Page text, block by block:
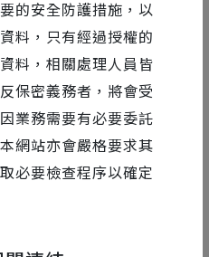
的安全防護措施，以
料，只有經過授權的
料，相關處理人員皆
保密義務者，將會受
業務需要有必要委託
網站亦會嚴格要求其
必要檢查程序以確定
計竅門一次搞懂
的創作＋溝通組合技
歷作品集